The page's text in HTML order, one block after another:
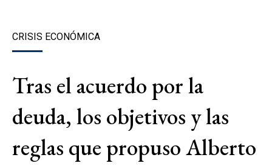
CRISIS ECONÓMICA
Tras el acuerdo por la
deuda, los objetivos y las
reglas que propuso Alberto